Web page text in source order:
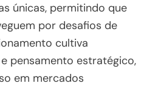
únicas, permitindo que
por desafios de
cultiva
pensamento estratégico,
em mercados